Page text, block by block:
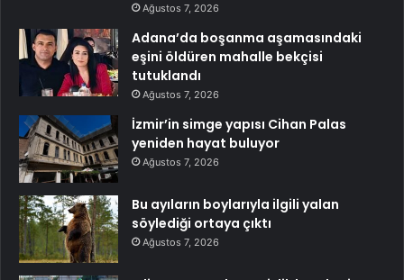
Ağustos 7, 2026
Adana’da boşanma aşamasındaki
eşini öldüren mahalle bekçisi
tutuklandı
Ağustos 7, 2026
İzmir’in simge yapısı Cihan Palas
yeniden hayat buluyor
Ağustos 7, 2026
Bu ayıların boylarıyla ilgili yalan
söylediği ortaya çıktı
Ağustos 7, 2026